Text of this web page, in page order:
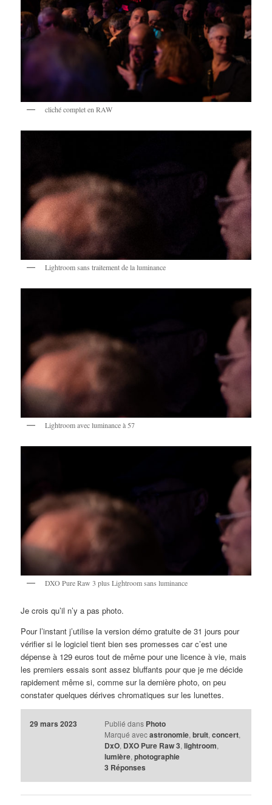
cliché complet en RAW
Lightroom sans traitement de la luminance
Lightroom avec luminance à 57
DXO Pure Raw 3 plus Lightroom sans luminance
Je crois qu’il n’y a pas photo.
Pour l’instant j’utilise la version démo gratuite de 31 jours pour
vérifier si le logiciel tient bien ses promesses car c’est une
dépense à 129 euros tout de même pour une licence à vie, mais
les premiers essais sont assez bluffants pour que je me décide
rapidement même si, comme sur la dernière photo, on peu
constater quelques dérives chromatiques sur les lunettes.
29 mars 2023 Publié dans Photo
Marqué avec astronomie, bruit, concert,
DxO, DXO Pure Raw 3, lightroom,
lumière, photographie
3 Réponses